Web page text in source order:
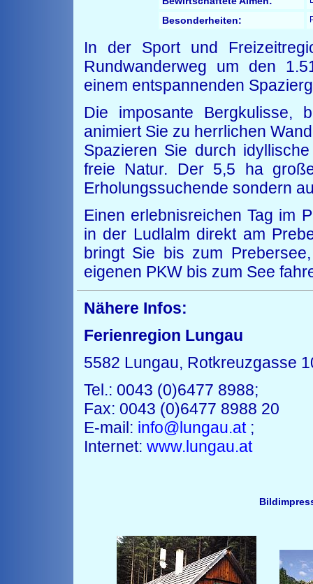
Besonderheiten:
In der Sport und
Rundwanderweg um den
einem entspannenden
Die imposante Bergkulisse,
animiert Sie zu herrlichen
Spazieren Sie durch
freie Natur. Der 5,5 ha
Erholungssuchende sondern
Einen erlebnisreichen Tag im
in der Ludlalm direkt am
bringt Sie bis zum
eigenen PKW bis zum See
Nähere Infos:
Ferienregion Lungau
5582 Lungau, Rotkreuzgasse
Tel.: 0043 (0)6477 8988;
Fax: 0043 (0)6477 8988 20
E-mail: info@lungau.at;
Internet: www.lungau.at